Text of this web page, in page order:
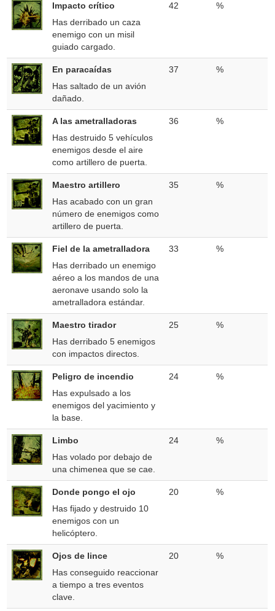
Impacto crítico
Has derribado un caza
enemigo con un misil
guiado cargado.
42 %
En paracaídas
Has saltado de un avión
dañado.
37 %
A las ametralladoras
Has destruido 5 vehículos
enemigos desde el aire
como artillero de puerta.
36 %
Maestro artillero
Has acabado con un gran
número de enemigos como
artillero de puerta.
35 %
Fiel de la ametralladora
Has derribado un enemigo
aéreo a los mandos de una
aeronave usando solo la
ametralladora estándar.
33 %
Maestro tirador
Has derribado 5 enemigos
con impactos directos.
25 %
Peligro de incendio
Has expulsado a los
enemigos del yacimiento y
la base.
24 %
Limbo
Has volado por debajo de
una chimenea que se cae.
24 %
Donde pongo el ojo
Has fijado y destruido 10
enemigos con un
helicóptero.
20 %
Ojos de lince
Has conseguido reaccionar
a tiempo a tres eventos
clave.
20 %